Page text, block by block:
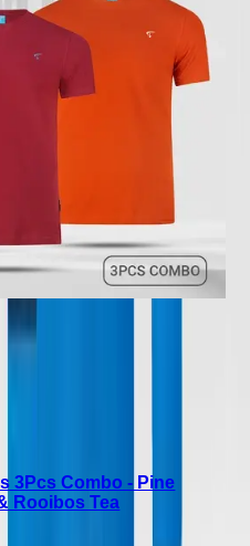
3Pcs Combo - Pine
Rooibos Tea